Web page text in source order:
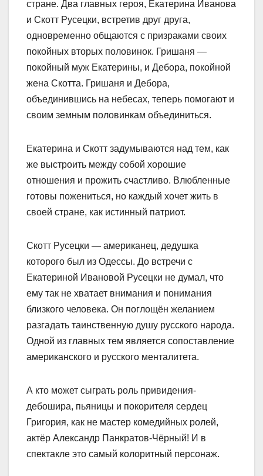
стране. Два главных героя, Екатерина Иванова
и Скотт Русецки, встретив друг друга,
одновременно общаются с призраками своих
покойных вторых половинок. Гришаня —
покойный муж Екатерины, и Дебора, покойной
жена Скотта. Гришаня и Дебора,
объединившись на небесах, теперь помогают и
своим земным половинкам объединиться.
Екатерина и Скотт задумываются над тем, как
же выстроить между собой хорошие
отношения и прожить счастливо. Влюбленные
готовы пожениться, но каждый хочет жить в
своей стране, как истинный патриот.
Скотт Русецки — американец, дедушка
которого был из Одессы. До встречи с
Екатериной Ивановой Русецки не думал, что
ему так не хватает внимания и понимания
близкого человека. Он поглощён желанием
разгадать таинственную душу русского народа.
Одной из главных тем является сопоставление
американского и русского менталитета.
А кто может сыграть роль привидения-
дебошира, пьяницы и покорителя сердец
Григория, как не мастер комедийных ролей,
актёр Александр Панкратов-Чёрный! И в
спектакле это самый колоритный персонаж.